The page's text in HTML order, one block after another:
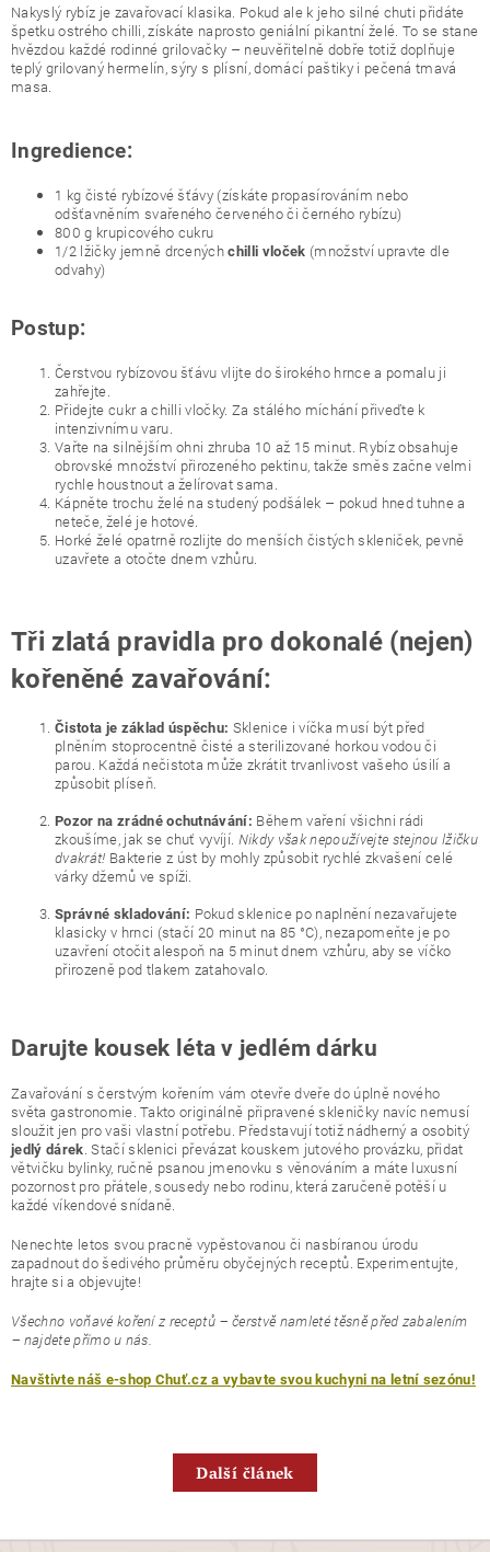
Nakyslý rybíz je zavařovací klasika. Pokud ale k jeho silné chuti přidáte
špetku ostrého chilli, získáte naprosto geniální pikantní želé. To se stane
hvězdou každé rodinné grilovačky – neuvěřitelně dobře totiž doplňuje
teplý grilovaný hermelín, sýry s plísní, domácí paštiky i pečená tmavá
masa.
Ingredience:
1 kg čisté rybízové šťávy (získáte propasírováním nebo
odšťavněním svařeného červeného či černého rybízu)
800 g krupicového cukru
1/2 lžičky jemně drcenýchchilli vloček (množství upravte dle
odvahy)
Postup:
Čerstvou rybízovou šťávu vlijte do širokého hrnce a pomalu ji
zahřejte.
Přidejte cukr a chilli vločky. Za stálého míchání přiveďte k
intenzivnímu varu.
Vařte na silnějším ohni zhruba 10 až 15 minut. Rybíz obsahuje
obrovské množství přirozeného pektinu, takže směs začne velmi
rychle houstnout a želírovat sama.
Kápněte trochu želé na studený podšálek – pokud hned tuhne a
neteče, želé je hotové.
Horké želé opatrně rozlijte do menších čistých skleniček, pevně
uzavřete a otočte dnem vzhůru.
Tři zlatá pravidla pro dokonalé (nejen)
kořeněné zavařování:
Čistota je základ úspěchu: Sklenice i víčka musí být před
plněním stoprocentně čisté a sterilizované horkou vodou či
parou. Každá nečistota může zkrátit trvanlivost vašeho úsilí a
způsobit plíseň.
Pozor na zrádné ochutnávání: Během vaření všichni rádi
zkoušíme, jak se chuť vyvíjí. Nikdy však nepoužívejte stejnou lžičku
dvakrát! Bakterie z úst by mohly způsobit rychlé zkvašení celé
várky džemů ve spíži.
Správné skladování: Pokud sklenice po naplnění nezavařujete
klasicky v hrnci (stačí 20 minut na 85 °C), nezapomeňte je po
uzavření otočit alespoň na 5 minut dnem vzhůru, aby se víčko
přirozeně pod tlakem zatahovalo.
Darujte kousek léta v jedlém dárku
Zavařování s čerstvým kořením vám otevře dveře do úplně nového
světa gastronomie. Takto originálně připravené skleničky navíc nemusí
sloužit jen pro vaši vlastní potřebu. Představují totiž nádherný a osobitý
jedlý dárek. Stačí sklenici převázat kouskem jutového provázku, přidat
větvičku bylinky, ručně psanou jmenovku s věnováním a máte luxusní
pozornost pro přátele, sousedy nebo rodinu, která zaručeně potěší u
každé víkendové snídaně.
Nenechte letos svou pracně vypěstovanou či nasbíranou úrodu
zapadnout do šedivého průměru obyčejných receptů. Experimentujte,
hrajte si a objevujte!
Všechno voňavé koření z receptů – čerstvě namleté těsně před zabalením
– najdete přímo u nás.
Navštivte náš e-shop Chuť.cz a vybavte svou kuchyni na letní sezónu!
Další článek